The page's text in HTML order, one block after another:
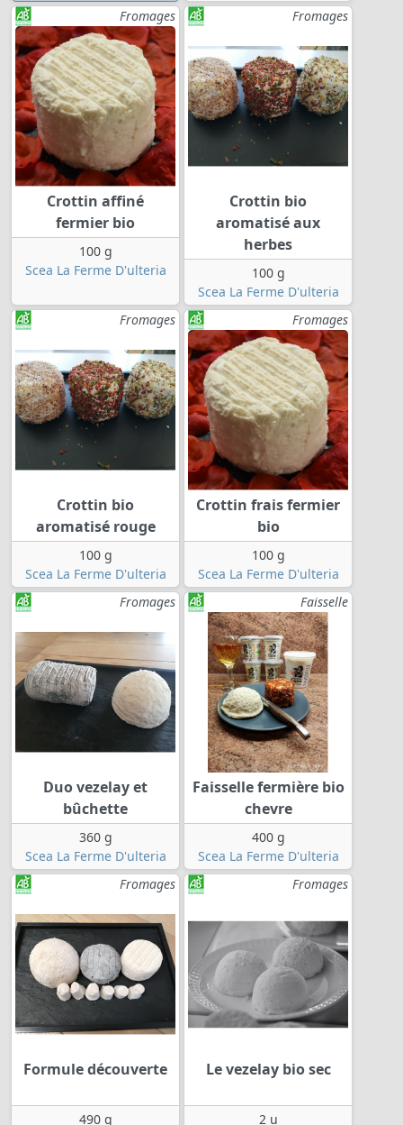
Fromages
Crottin affiné
fermier bio
100 g
Scea La Ferme D'ulteria
Fromages
Crottin bio
aromatisé aux
herbes
100 g
Scea La Ferme D'ulteria
Fromages
Crottin bio
aromatisé rouge
100 g
Scea La Ferme D'ulteria
Fromages
Crottin frais fermier
bio
100 g
Scea La Ferme D'ulteria
Fromages
Duo vezelay et
bûchette
360 g
Scea La Ferme D'ulteria
Faisselle
Faisselle fermière bio
chevre
400 g
Scea La Ferme D'ulteria
Fromages
Formule découverte
490 g
Fromages
Le vezelay bio sec
2 u